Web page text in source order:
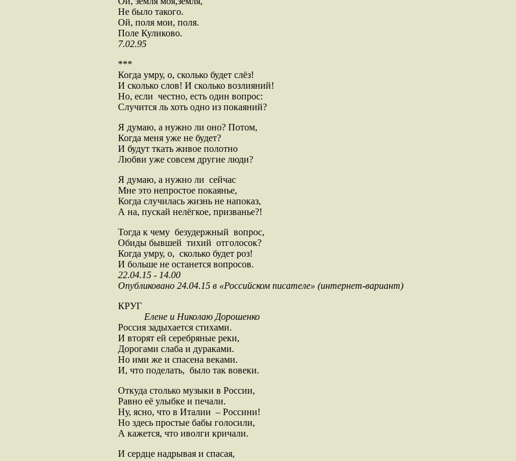
Не было такого.
Ой, поля мои, поля.
Поле Куликово.
7.02.95
***
Когда умру, о, сколько будет слёз!
И сколько слов! И сколько возлияний!
Но, если честно, есть один вопрос:
Случится ль хоть одно из покаяний?
Я думаю, а нужно ли оно? Потом,
Когда меня уже не будет?
И будут ткать живое полотно
Любви уже совсем другие люди?
Я думаю, а нужно ли сейчас
Мне это непростое покаянье,
Когда случилась жизнь не напоказ,
А на, пускай нелёгкое, призванье?!
Тогда к чему безудержный вопрос,
Обиды бывшей тихий отголосок?
Когда умру, о, сколько будет роз!
И больше не останется вопросов.
22.04.15 - 14.00
Опубликовано 24.04.15 в «Российском писателе» (интернет-вариант)
КРУГ
Елене и Николаю Дорошенко
Россия задыхается стихами.
И вторят ей серебряные реки,
Дорогами слаба и дураками.
Но ими же и спасена веками.
И, что поделать, было так вовеки.
Откуда столько музыки в России,
Равно её улыбке и печали.
Ну, ясно, что в Италии – Россини!
Но здесь простые бабы голосили,
А кажется, что иволги кричали.
И сердце надрывая и спасая,